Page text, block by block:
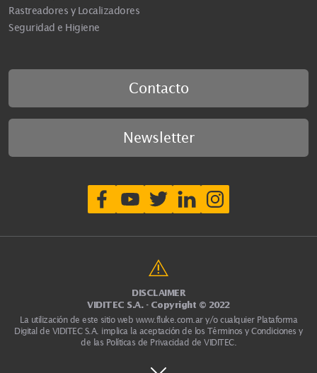
Rastreadores y Localizadores
Seguridad e Higiene
Contacto
Newsletter
DISCLAIMER
VIDITEC S.A. - Copyright © 2022
La utilización de este sitio web www.fluke.com.ar y/o cualquier Plataforma
Digital de VIDITEC S.A. implica la aceptación de los Términos y Condiciones y
de las Políticas de Privacidad de VIDITEC.